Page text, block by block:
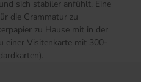
sich stabiler anfühlt. Eine
die Grammatur zu
zu Hause mit in der
einer Visitenkarte mit 300-